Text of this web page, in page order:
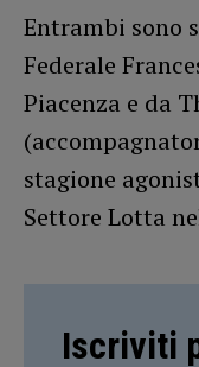
Entrambi sono
Federale
Piacenza e da
stagione
Settore Lotta
Iscriviti